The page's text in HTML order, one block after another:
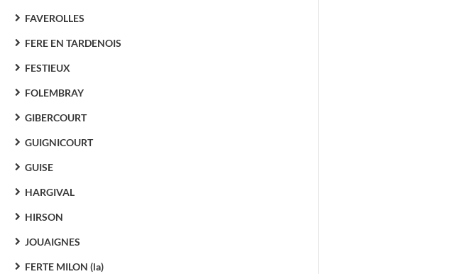
FAVEROLLES
FERE EN TARDENOIS
FESTIEUX
FOLEMBRAY
GIBERCOURT
GUIGNICOURT
GUISE
HARGIVAL
HIRSON
JOUAIGNES
FERTE MILON (la)